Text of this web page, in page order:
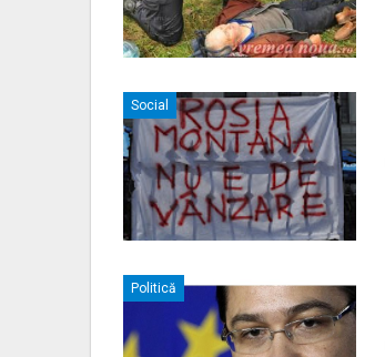
Social
Politică